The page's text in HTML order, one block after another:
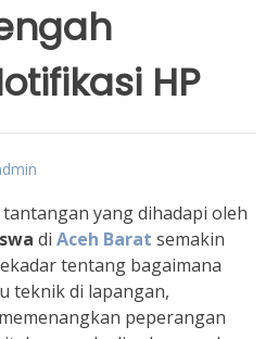
HP
yang dihadapi oleh
di Aceh Barat semakin
tentang bagaimana
teknik di lapangan,
peperangan